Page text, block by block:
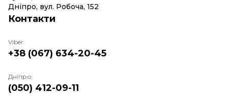
Дніпро, вул. Робоча, 152
Контакти
Viber:
+38 (067) 634-20-45
Дніпро:
(050) 412-09-11